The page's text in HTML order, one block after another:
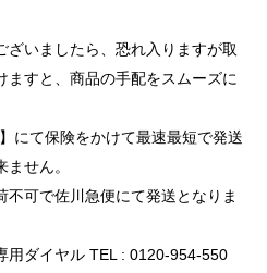
ざいましたら、恐れ入りますが取
ますと、商品の手配をスムーズに
にて保険をかけて最速最短で発送
せん。
可で佐川急便にて発送となりま
ダイヤル TEL : 0120-954-550